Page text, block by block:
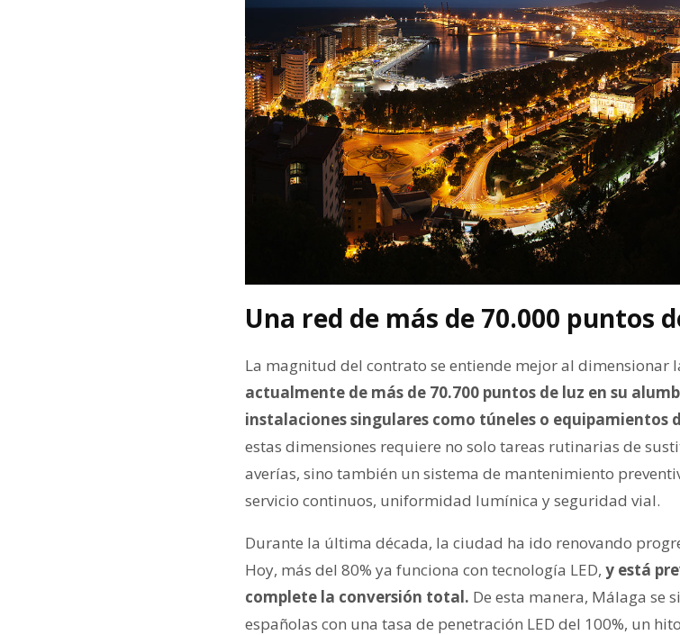
Una red de más de 70.000 puntos
La magnitud del contrato se entiende mejor al dimensionar
actualmente de más de 70.700 puntos de luz en su
instalaciones singulares como túneles o equipamientos
estas dimensiones requiere no solo tareas rutinarias de
averías, sino también un sistema de mantenimiento
servicio continuos, uniformidad lumínica y seguridad vial.
Durante la última década, la ciudad ha ido renovando
Hoy, más del 80% ya funciona con tecnología LED, y está
complete la conversión total. De esta manera, Málaga se
españolas con una tasa de penetración LED del 100%, un